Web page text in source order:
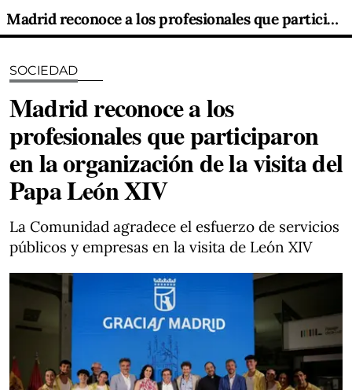
Madrid reconoce a los profesionales que participaron en la organización de la visita del Papa León XIV
SOCIEDAD
Madrid reconoce a los
profesionales que participaron
en la organización de la visita del
Papa León XIV
La Comunidad agradece el esfuerzo de servicios
públicos y empresas en la visita de León XIV